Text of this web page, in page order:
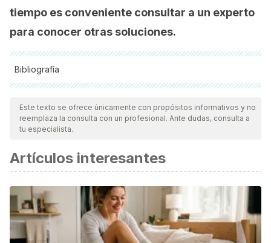
tiempo es conveniente consultar a un experto
para conocer otras soluciones.
Bibliografía
Todas las fuentes citadas fueron revisadas a profundidad por
nuestro equipo, para asegurar su calidad, confiabilidad,
vigencia y validez.La bibliografía de este artículo fue
científica.
Pasini, C., D’Aquila, F., Curir, P., & Gullino, M. L. (1997).
Effectiveness of antifungal compounds againts rose
powdery mildew (Sphaerotheca pannosa var. rosae) in
glasshouses. Crop Protection.
Este texto se ofrece únicamente con propósitos informativos y no
reemplaza la consulta con un profesional. Ante dudas, consulta a
tu especialista.
Artículos interesantes